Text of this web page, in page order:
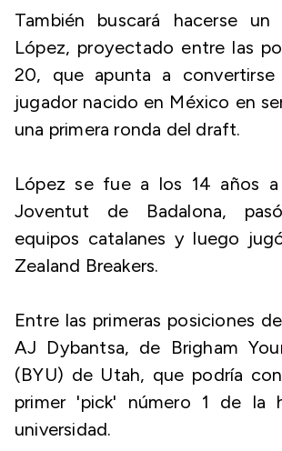
También buscará hacerse un
López, proyectado entre las
20, que apunta a
jugador nacido en México en
una primera ronda del draft.
López se fue a los 14 años
Joventut de Badalona,
equipos catalanes y luego
Zealand Breakers.
Entre las primeras posiciones
AJ Dybantsa, de Brigham
(BYU) de Utah, que podría
primer 'pick' número 1 de la
universidad.